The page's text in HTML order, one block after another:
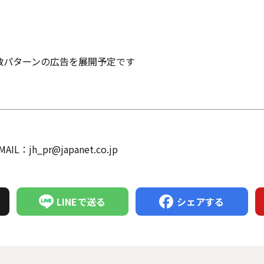
ターンの広告を展開予定です
：jh_pr@japanet.co.jp
LINEで送る シェアする